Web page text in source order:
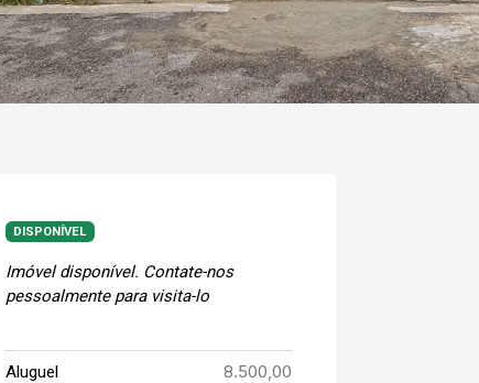
DISPONÍVEL
Imóvel disponível. Contate-nos
pessoalmente para visita-lo
Aluguel 8.500,00